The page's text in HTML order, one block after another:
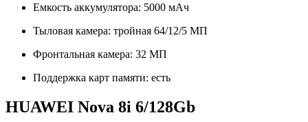
Емкость аккумулятора: 5000 мАч
Тыловая камера: тройная 64/12/5 МП
Фронтальная камера: 32 МП
Поддержка карт памяти: есть
HUAWEI Nova 8i 6/128Gb